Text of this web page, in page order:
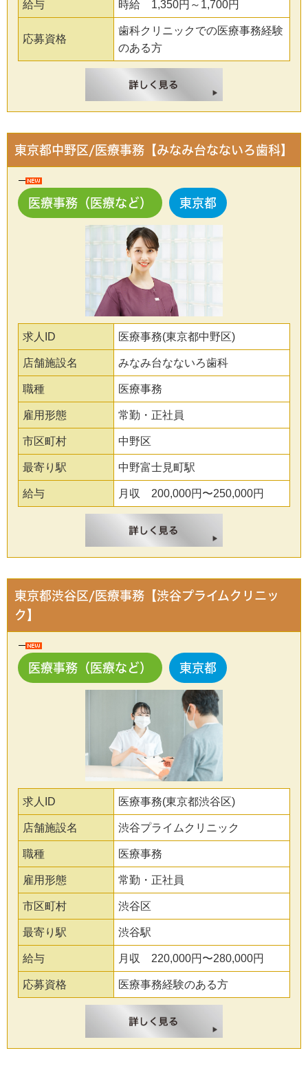
給与 時給 1,350円～1,700円
応募資格
歯科クリニックでの医療事務経験
のある方
東京都中野区/医療事務【みなみ台なないろ歯科】
医療事務（医療など） 東京都
求人ID 医療事務(東京都中野区)
店舗施設名 みなみ台なないろ歯科
職種 医療事務
雇用形態 常勤・正社員
市区町村 中野区
最寄り駅 中野富士見町駅
給与 月収 200,000円〜250,000円
東京都渋谷区/医療事務【渋谷プライムクリニッ
ク】
医療事務（医療など） 東京都
求人ID 医療事務(東京都渋谷区)
店舗施設名 渋谷プライムクリニック
職種 医療事務
雇用形態 常勤・正社員
市区町村 渋谷区
最寄り駅 渋谷駅
給与 月収 220,000円〜280,000円
応募資格 医療事務経験のある方